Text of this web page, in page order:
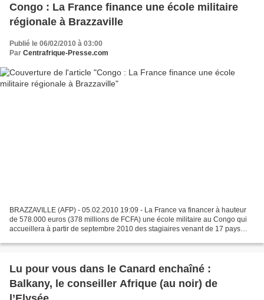
Congo : La France finance une école militaire
régionale à Brazzaville
Publié le 06/02/2010 à 03:00
Par Centrafrique-Presse.com
BRAZZAVILLE (AFP) - 05.02.2010 19:09 - La France va financer à hauteur
de 578.000 euros (378 millions de FCFA) une école militaire au Congo qui
accueillera à partir de septembre 2010 des stagiaires venant de 17 pays
Lu pour vous dans le Canard enchaîné :
Balkany, le conseiller Afrique (au noir) de